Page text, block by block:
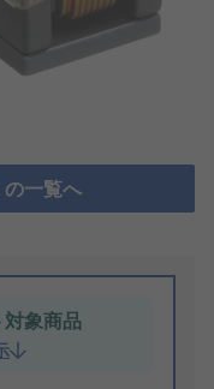
一覧へ
象商品